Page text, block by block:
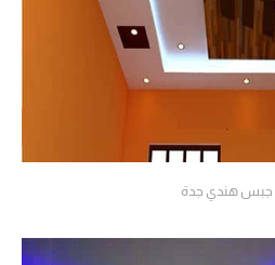
جبس هندي جدة